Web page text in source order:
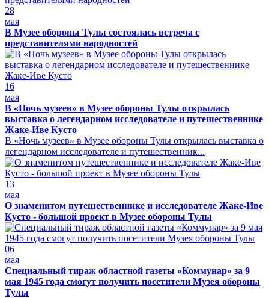
28
мая
В Музее обороны Тулы состоялась встреча с
представителями народностей
16
мая
В «Ночь музеев» в Музее обороны Тулы открылась
выставка о легендарном исследователе и путешественнике
Жаке-Иве Кусто
В «Ночь музеев» в Музее обороны Тулы открылась выставка о
легендарном исследователе и путешественник...
13
мая
О знаменитом путешественнике и исследователе Жаке-Иве
Кусто - большой проект в Музее обороны Тулы
06
мая
Специальный тираж областной газеты «Коммунар» за 9
мая 1945 года смогут получить посетители Музея обороны
Тулы